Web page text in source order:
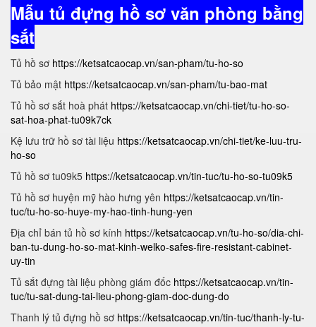
Mẫu tủ đựng hồ sơ văn phòng bằng
sắt
Tủ hồ sơ https://ketsatcaocap.vn/san-pham/tu-ho-so
Tủ bảo mật https://ketsatcaocap.vn/san-pham/tu-bao-mat
Tủ hồ sơ sắt hoà phát https://ketsatcaocap.vn/chi-tiet/tu-ho-so-
sat-hoa-phat-tu09k7ck
Kệ lưu trữ hồ sơ tài liệu https://ketsatcaocap.vn/chi-tiet/ke-luu-tru-
ho-so
Tủ hồ sơ tu09k5 https://ketsatcaocap.vn/tin-tuc/tu-ho-so-tu09k5
Tủ hồ sơ huyện mỹ hào hưng yên https://ketsatcaocap.vn/tin-
tuc/tu-ho-so-huye-my-hao-tinh-hung-yen
Địa chỉ bán tủ hồ sơ kính https://ketsatcaocap.vn/tu-ho-so/dia-chi-
ban-tu-dung-ho-so-mat-kinh-welko-safes-fire-resistant-cabinet-
uy-tin
Tủ sắt đựng tài liệu phòng giám đốc https://ketsatcaocap.vn/tin-
tuc/tu-sat-dung-tai-lieu-phong-giam-doc-dung-do
Thanh lý tủ đựng hồ sơ https://ketsatcaocap.vn/tin-tuc/thanh-ly-tu-